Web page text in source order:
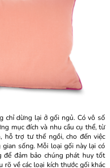
chỉ dừng lại ở gối ngủ. Có vô số
mục đích và nhu cầu cụ thể, từ
hỗ trợ tư thế ngồi, cho đến việc
sống. Mỗi loại gối này lại có
để đảm bảo chúng phát huy tốt
rõ về các loại kích thước gối khác